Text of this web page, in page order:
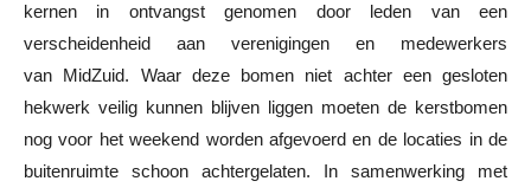
kernen in ontvangst genomen door leden van een
verscheidenheid aan verenigingen en medewerkers
van MidZuid. Waar deze bomen niet achter een gesloten
hekwerk veilig kunnen blijven liggen moeten de kerstbomen
nog voor het weekend worden afgevoerd en de locaties in de
buitenruimte schoon achtergelaten. In samenwerking met